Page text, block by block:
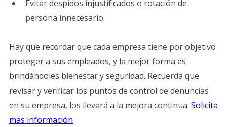
Evitar despidos injustificados o rotación de
persona innecesario.
Hay que recordar que cada empresa tiene por objetivo
proteger a sus empleados, y la mejor forma es
brindándoles bienestar y seguridad. Recuerda que
revisar y verificar los puntos de control de denuncias
en su empresa, los llevará a la mejora continua. Solicita
mas información